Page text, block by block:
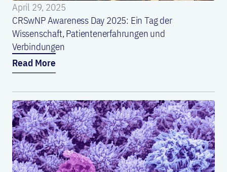
April 29, 2025
CRSwNP Awareness Day 2025: Ein Tag der
Wissenschaft, Patientenerfahrungen und
Verbindungen
Read More